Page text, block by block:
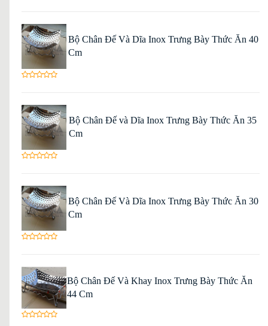
Bộ Chân Đế Và Dĩa Inox Trưng Bày Thức Ăn 40
Cm
Bộ Chân Đế và Dĩa Inox Trưng Bày Thức Ăn 35
Cm
Bộ Chân Đế Và Dĩa Inox Trưng Bày Thức Ăn 30
Cm
Bộ Chân Đế Và Khay Inox Trưng Bày Thức Ăn
44 Cm